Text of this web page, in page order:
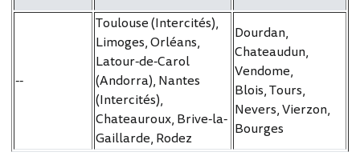
--
Toulouse (Intercités),
Limoges, Orléans,
Latour-de-Carol
(Andorra), Nantes
(Intercités),
Chateauroux, Brive-la-
Gaillarde, Rodez
Dourdan,
Chateaudun,
Vendome,
Blois, Tours,
Nevers, Vierzon,
Bourges